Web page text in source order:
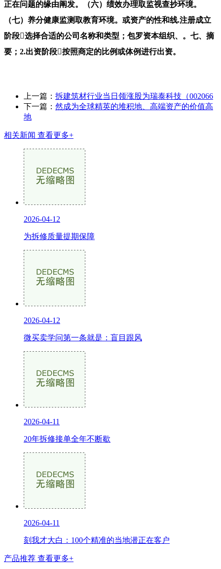
正在问题的缘由阐发。（六）绩效办理取监视查抄环境。
（七）养分健康监测取教育环境。或资产的性和线.注册成立
阶段选择合适的公司名称和类型；包罗资本组织、。七、摘
要；2.出资阶段按照商定的比例或体例进行出资。
上一篇： 拆建筑材行业当日领涨股为瑞泰科技（002066
下一篇： 然成为全球精英的堆积地、高端资产的价值高
地
相关新闻 查看更多+
2026-04-12
为拆修质量提期保障
2026-04-12
微买卖学问第一条就是：盲目跟风
2026-04-11
20年拆修接单全年不断歇
2026-04-11
刻我才大白：100个精准的当地潜正在客户
产品推荐 查看更多+